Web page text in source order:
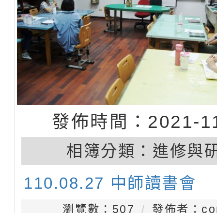
發佈時間：2021-
相簿分類： 進修與
110.08.27 中師讀書會
瀏覽數：507 發佈者：